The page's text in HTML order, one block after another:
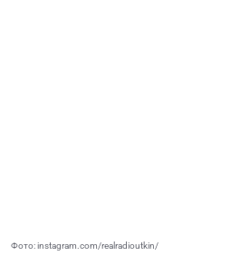
Фото: instagram.com/realradioutkin/